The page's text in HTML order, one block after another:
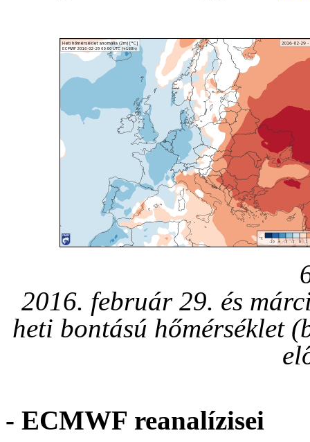
2016. február 29. és
heti bontású hőmérséklet
- ECMWF reanalízisei